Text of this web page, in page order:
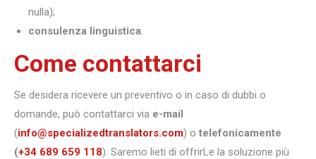
nulla);
consulenza linguistica.
Come contattarci
Se desidera ricevere un preventivo o in caso di dubbi o
domande, può contattarci via e-mail
(info@specializedtranslators.com) o telefonicamente
(+34 689 659 118). Saremo lieti di offrirLe la soluzione più